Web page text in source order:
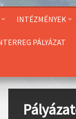
INTÉZMÉNYEK
PÁLYÁZAT